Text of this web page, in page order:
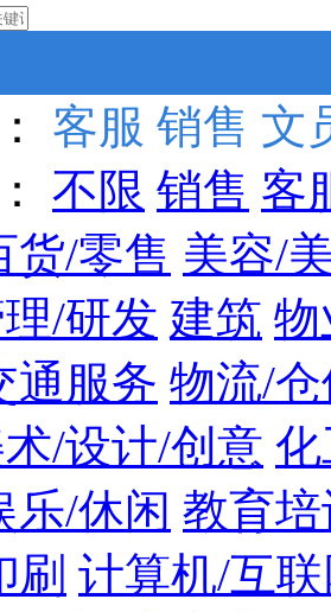
客服 销售 文
不限 销售 客
货/零售 美容/
/研发 建筑 物
通服务 物流/
/设计/创意
乐/休闲 教育
刷 计算机/互